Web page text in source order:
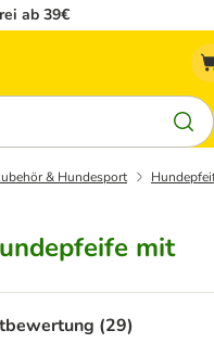
ab 39€
& Hundesport
mit
(29)